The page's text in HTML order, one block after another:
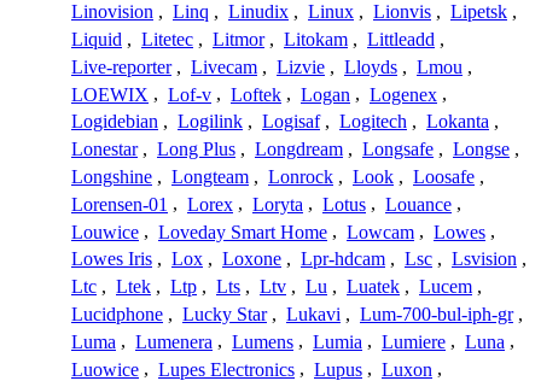
Linovision , Linq , Linudix , Linux , Lionvis , Lipetsk ,
Liquid , Litetec , Litmor , Litokam , Littleadd ,
Live-reporter , Livecam , Lizvie , Lloyds , Lmou ,
LOEWIX , Lof-v , Loftek , Logan , Logenex ,
Logidebian , Logilink , Logisaf , Logitech , Lokanta ,
Lonestar , Long Plus , Longdream , Longsafe , Longse ,
Longshine , Longteam , Lonrock , Look , Loosafe ,
Lorensen-01 , Lorex , Loryta , Lotus , Louance ,
Louwice , Loveday Smart Home , Lowcam , Lowes ,
Lowes Iris , Lox , Loxone , Lpr-hdcam , Lsc , Lsvision ,
Ltc , Ltek , Ltp , Lts , Ltv , Lu , Luatek , Lucem ,
Lucidphone , Lucky Star , Lukavi , Lum-700-bul-iph-gr ,
Luma , Lumenera , Lumens , Lumia , Lumiere , Luna ,
Luowice , Lupes Electronics , Lupus , Luxon ,